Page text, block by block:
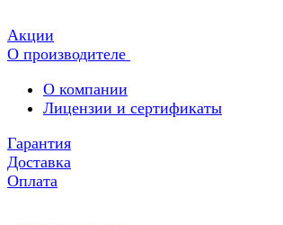
Акции
О производителе
О компании
Лицензии и сертификаты
Гарантия
Доставка
Оплата